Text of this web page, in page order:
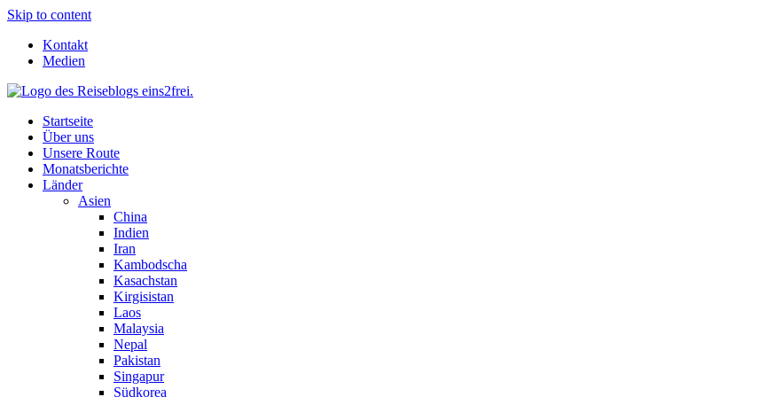
Skip to content
Kontakt
Medien
Startseite
Über uns
Unsere Route
Monatsberichte
Länder
Asien
China
Indien
Iran
Kambodscha
Kasachstan
Kirgisistan
Laos
Malaysia
Nepal
Pakistan
Singapur
Südkorea